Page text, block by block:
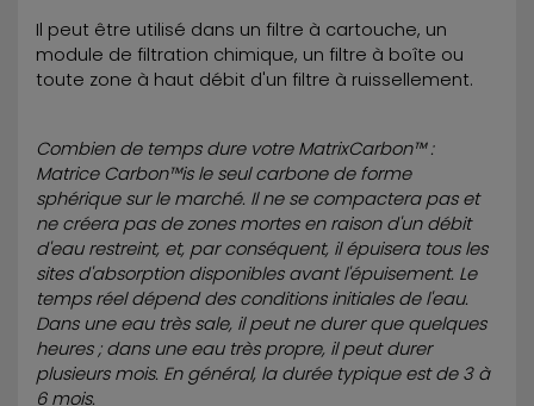
Il peut être utilisé dans un filtre à cartouche, un
module de filtration chimique, un filtre à boîte ou
toute zone à haut débit d'un filtre à ruissellement.
Combien de temps dure votre MatrixCarbon™ :
Matrice Carbon™is le seul carbone de forme
sphérique sur le marché. Il ne se compactera pas et
ne créera pas de zones mortes en raison d'un débit
d'eau restreint, et, par conséquent, il épuisera tous les
sites d'absorption disponibles avant l'épuisement. Le
temps réel dépend des conditions initiales de l'eau.
Dans une eau très sale, il peut ne durer que quelques
heures ; dans une eau très propre, il peut durer
plusieurs mois. En général, la durée typique est de 3 à
6 mois.